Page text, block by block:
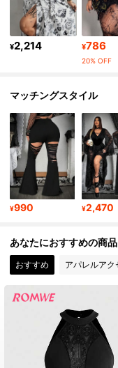
4.80
4.80 148K
4.80 148K
4.80 148K
148K
¥2,214 ¥786
20% OFF
マッチングスタイル
¥990 ¥2,470
あなたにおすすめの商品
おすすめ アパレルアク